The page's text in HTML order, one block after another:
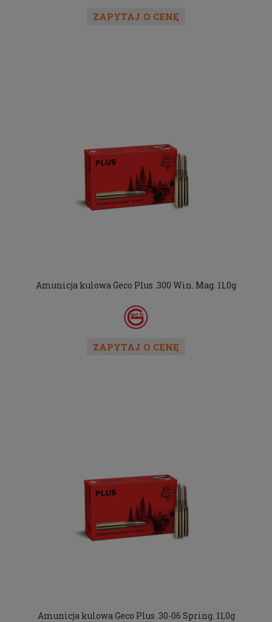
ZAPYTAJ O CENĘ
Amunicja kulowa Geco Plus .300 Win. Mag. 11,0g
ZAPYTAJ O CENĘ
Amunicja kulowa Geco Plus .30-06 Spring. 11,0g